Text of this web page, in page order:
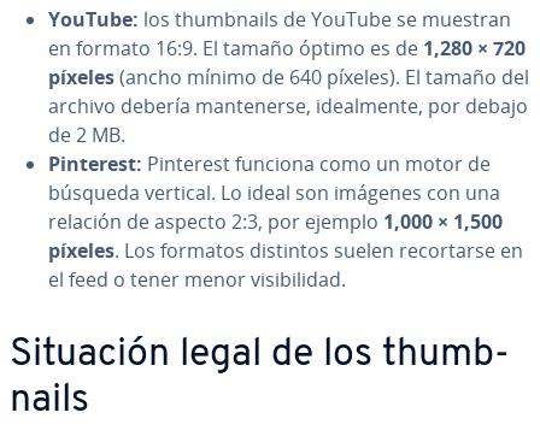
YouTube: los thu­m­b­nai­ls de YouTube se muestran
en formato 16:9. El tamaño óptimo es de 1,280 × 720
píxeles(ancho mínimo de 640 píxeles). El tamaño del
archivo debería ma­n­te­ne­r­se, idea­l­me­n­te, por debajo
de 2 MB.
Pinterest: Pinterest funciona como un motor de
búsqueda vertical. Lo ideal son imágenes con una
relación de aspecto 2:3, por ejemplo 1,000 × 1,500
píxeles. Los formatos distintos suelen re­co­r­tar­se en
el feed o tener menor vi­si­bi­li­dad.
Situación legal de los thu­m­b­
nai­ls